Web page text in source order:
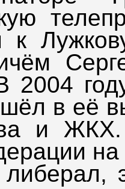
2004
в её
и
либерал,